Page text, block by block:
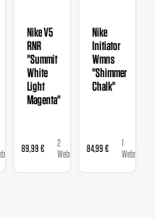
Nike V5
RNR
"Summit
White
Light
Magenta"
89,99 €
2
Webshops
Nike
Initiator
Wmns
"Shimmer
Chalk"
84,99 €
1
Webshop